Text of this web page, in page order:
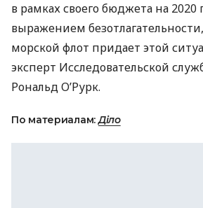
в рамках своего бюджета на 2020
выражением
морской флот придает этой
эксперт Исследовательской
Рональд О’Рурк.
По материалам:Діло